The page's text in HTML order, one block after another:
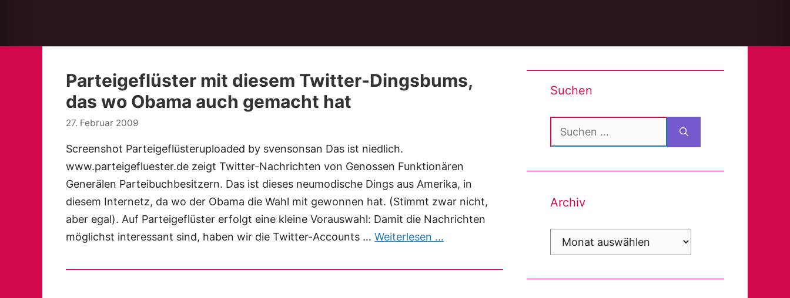
Parteigeflüster mit diesem Twitter-Dingsbums,
das wo Obama auch gemacht hat
27. Februar 2009
Screenshot Parteigeflüsteruploaded by svensonsan Das ist niedlich.
www.parteigefluester.de zeigt Twitter-Nachrichten von Genossen Funktionären
Generälen Parteibuchbesitzern. Das ist dieses neumodische Dings aus Amerika, in
diesem Internetz, da wo der Obama die Wahl mit gewonnen hat. (Stimmt zwar nicht,
aber egal). Auf Parteigeflüster erfolgt eine kleine Vorauswahl: Damit die Nachrichten
möglichst interessant sind, haben wir die Twitter-Accounts … Weiterlesen …
Suchen
Suchen
Archiv
Archiv